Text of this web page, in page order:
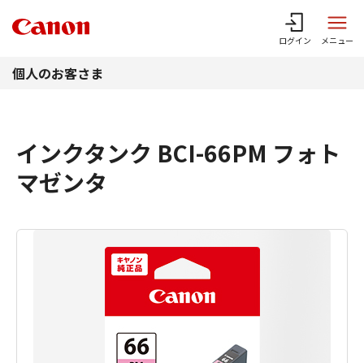
ログイン メニュー
個人のお客さま
インクタンク BCI-66PM フォト
マゼンタ